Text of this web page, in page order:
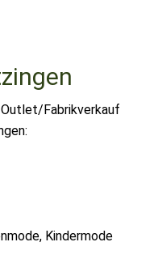
Fabrikverkauf
Kindermode